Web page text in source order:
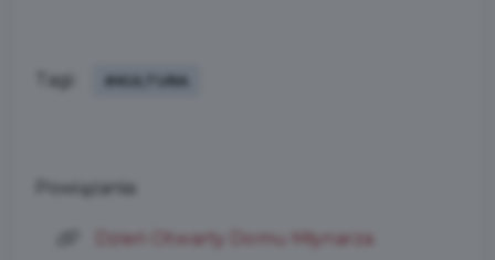
Tagi: #KULTURA
Powiązania:
Dzień Otwarty Domu Młynarza